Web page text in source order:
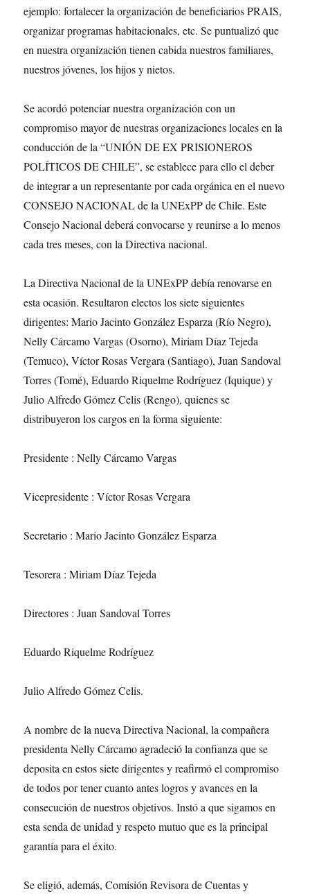
ejemplo: fortalecer la organización de beneficiarios PRAIS,
organizar programas habitacionales, etc. Se puntualizó que
en nuestra organización tienen cabida nuestros familiares,
nuestros jóvenes, los hijos y nietos.
Se acordó potenciar nuestra organización con un
compromiso mayor de nuestras organizaciones locales en la
conducción de la “UNIÓN DE EX PRISIONEROS
POLÍTICOS DE CHILE”, se establece para ello el deber
de integrar a un representante por cada orgánica en el nuevo
CONSEJO NACIONAL de la UNExPP de Chile. Este
Consejo Nacional deberá convocarse y reunirse a lo menos
cada tres meses, con la Directiva nacional.
La Directiva Nacional de la UNExPP debía renovarse en
esta ocasión. Resultaron electos los siete siguientes
dirigentes: Mario Jacinto González Esparza (Río Negro),
Nelly Cárcamo Vargas (Osorno), Miriam Díaz Tejeda
(Temuco), Víctor Rosas Vergara (Santiago), Juan Sandoval
Torres (Tomé), Eduardo Riquelme Rodríguez (Iquique) y
Julio Alfredo Gómez Celis (Rengo), quienes se
distribuyeron los cargos en la forma siguiente:
Presidente : Nelly Cárcamo Vargas
Vicepresidente : Víctor Rosas Vergara
Secretario : Mario Jacinto González Esparza
Tesorera : Miriam Díaz Tejeda
Directores : Juan Sandoval Torres
Eduardo Riquelme Rodríguez
Julio Alfredo Gómez Celis.
A nombre de la nueva Directiva Nacional, la compañera
presidenta Nelly Cárcamo agradeció la confianza que se
deposita en estos siete dirigentes y reafirmó el compromiso
de todos por tener cuanto antes logros y avances en la
consecución de nuestros objetivos. Instó a que sigamos en
esta senda de unidad y respeto mutuo que es la principal
garantía para el éxito.
Se eligió, además, Comisión Revisora de Cuentas y